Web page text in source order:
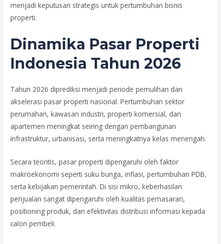
menjadi keputusan strategis untuk pertumbuhan bisnis
properti.
Dinamika Pasar Properti
Indonesia Tahun 2026
Tahun 2026 diprediksi menjadi periode pemulihan dan
akselerasi pasar properti nasional. Pertumbuhan sektor
perumahan, kawasan industri, properti komersial, dan
apartemen meningkat seiring dengan pembangunan
infrastruktur, urbanisasi, serta meningkatnya kelas menengah.
Secara teoritis, pasar properti dipengaruhi oleh faktor
makroekonomi seperti suku bunga, inflasi, pertumbuhan PDB,
serta kebijakan pemerintah. Di sisi mikro, keberhasilan
penjualan sangat dipengaruhi oleh kualitas pemasaran,
positioning produk, dan efektivitas distribusi informasi kepada
calon pembeli.